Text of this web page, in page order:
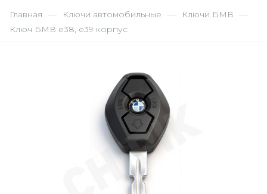
Главная — Ключи автомобильные — Ключи БМВ —
Ключ БМВ е38, е39 корпус